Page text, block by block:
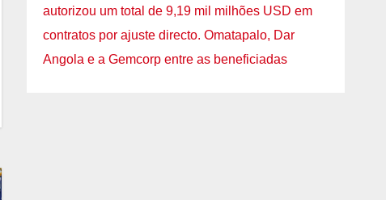
autorizou um total de 9,19 mil milhões USD em
contratos por ajuste directo. Omatapalo, Dar
Angola e a Gemcorp entre as beneficiadas